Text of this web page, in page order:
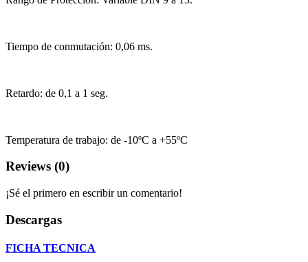
Tiempo de conmutación: 0,06 ms.
Retardo: de 0,1 a 1 seg.
Temperatura de trabajo: de -10ºC a +55ºC
Reviews (0)
¡Sé el primero en escribir un comentario!
Descargas
FICHA TECNICA